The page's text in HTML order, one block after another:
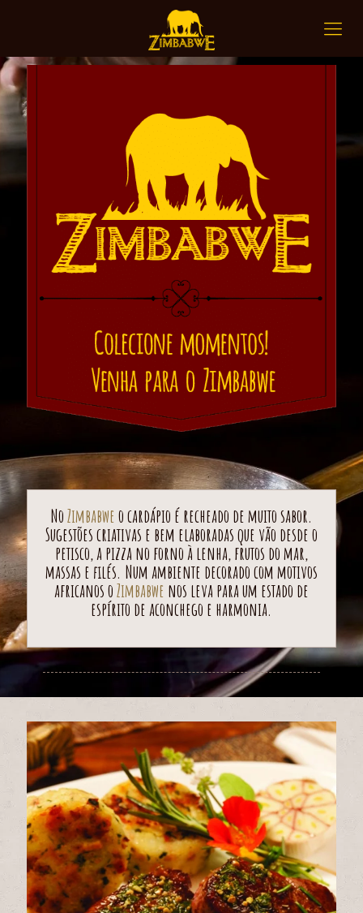
NoZimbabwe o cardápio é recheado de muito sabor.
Sugestões criativas e bem elaboradas que vão desde o
petisco, a pizza no forno à lenha, frutos do mar,
massas e filés. Num ambiente decorado com motivos
africanos oZimbabwe nos leva para um estado de
espírito de aconchego e harmonia.